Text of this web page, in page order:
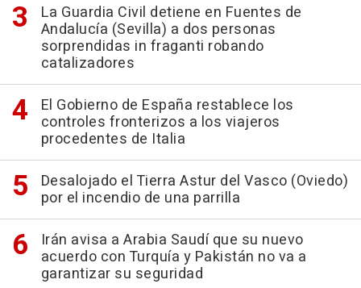
La Guardia Civil detiene en Fuentes de
Andalucía (Sevilla) a dos personas
sorprendidas in fraganti robando
catalizadores
El Gobierno de España restablece los
controles fronterizos a los viajeros
procedentes de Italia
Desalojado el Tierra Astur del Vasco (Oviedo)
por el incendio de una parrilla
Irán avisa a Arabia Saudí que su nuevo
acuerdo con Turquía y Pakistán no va a
garantizar su seguridad